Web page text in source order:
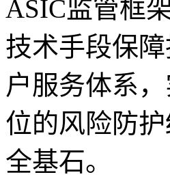
ASIC监管框
技术手段保
户服务体系
位的风险防
全基石。